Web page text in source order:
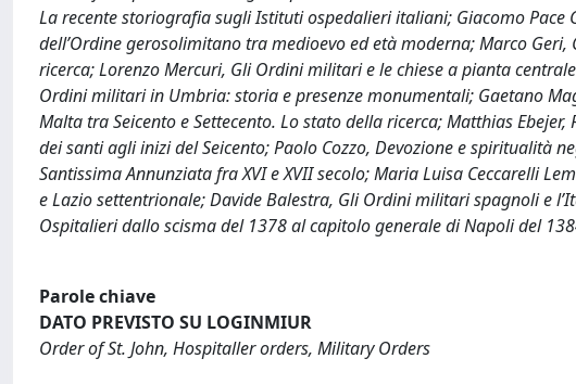
La recente storiografia sugli Istituti ospedalieri italiani; Giacomo Pace
dell’Ordine gerosolimitano tra medioevo ed età moderna; Marco
ricerca; Lorenzo Mercuri, Gli Ordini militari e le chiese a pianta
Ordini militari in Umbria: storia e presenze monumentali; Gaetano
Malta tra Seicento e Settecento. Lo stato della ricerca; Matthias
dei santi agli inizi del Seicento; Paolo Cozzo, Devozione e spiritualità
Santissima Annunziata fra XVI e XVII secolo; Maria Luisa Ceccarelli
e Lazio settentrionale; Davide Balestra, Gli Ordini militari spagnoli e
Ospitalieri dallo scisma del 1378 al capitolo generale di Napoli del
Parole chiave
DATO PREVISTO SU LOGINMIUR
Order of St. John, Hospitaller orders, Military Orders